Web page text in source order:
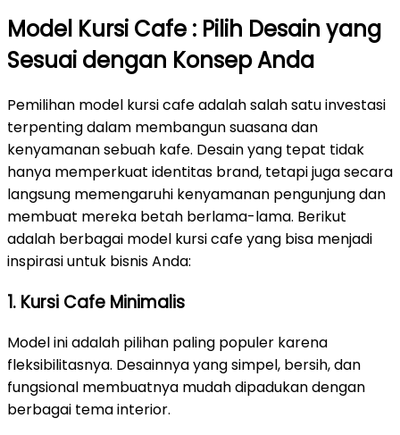
Model Kursi Cafe : Pilih Desain yang
Sesuai dengan Konsep Anda
Pemilihan model kursi cafe adalah salah satu investasi
terpenting dalam membangun suasana dan
kenyamanan sebuah kafe. Desain yang tepat tidak
hanya memperkuat identitas brand, tetapi juga secara
langsung memengaruhi kenyamanan pengunjung dan
membuat mereka betah berlama-lama. Berikut
adalah berbagai model kursi cafe yang bisa menjadi
inspirasi untuk bisnis Anda:
1. Kursi Cafe Minimalis
Model ini adalah pilihan paling populer karena
fleksibilitasnya. Desainnya yang simpel, bersih, dan
fungsional membuatnya mudah dipadukan dengan
berbagai tema interior.